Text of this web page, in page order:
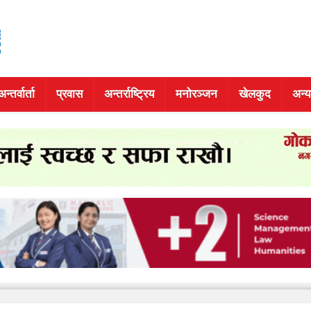
प्रवास अन्तर्राष्ट्रिय मनोरञ्जन खेलकुद अन्य